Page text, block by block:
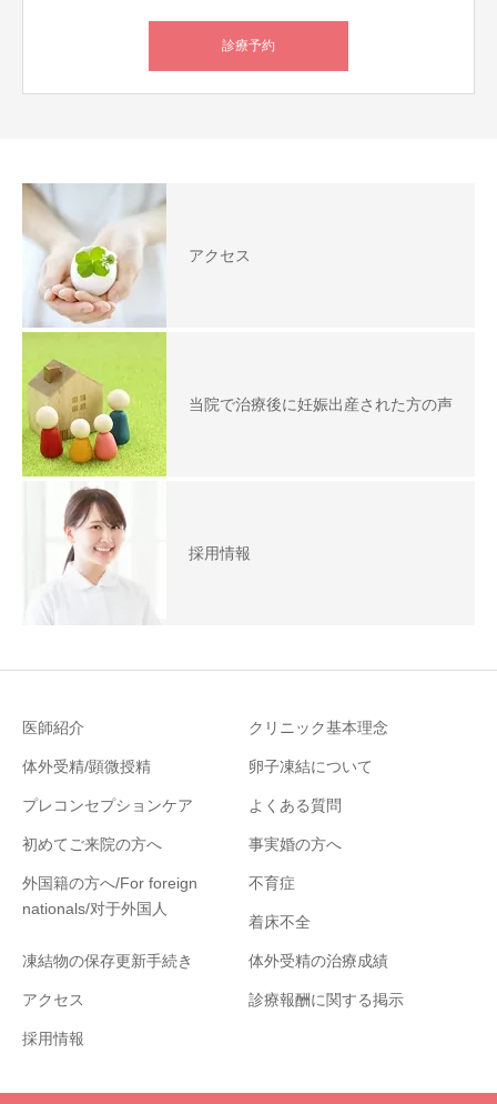
診療予約
アクセス
当院で治療後に妊娠出産された方の声
採用情報
医師紹介 クリニック基本理念
体外受精/顕微授精 卵子凍結について
プレコンセプションケア よくある質問
初めてご来院の方へ 事実婚の方へ
外国籍の方へ/For foreign
nationals/对于外国人
不育症
着床不全
凍結物の保存更新手続き 体外受精の治療成績
アクセス 診療報酬に関する掲示
採用情報